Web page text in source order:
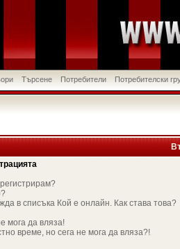
Търсене Потребители Потребителски
в списъка Кой е онлайн. Как става това?
мога да вляза!
време, но сега не мога да вляза?!